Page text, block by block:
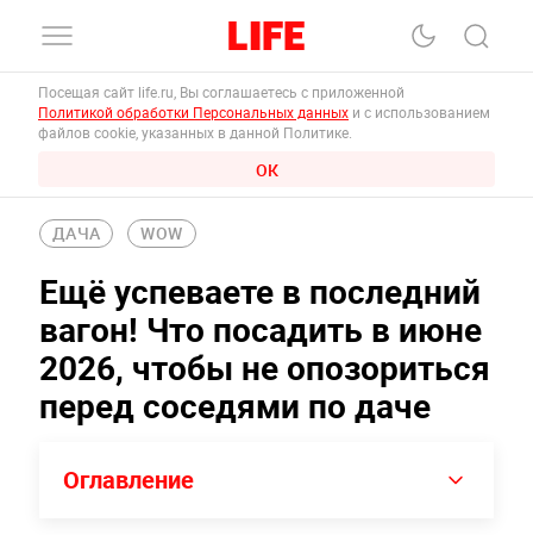
Посещая сайт life.ru, Вы соглашаетесь с приложенной
Политикой обработки Персональных данных и с использованием
файлов cookie, указанных в данной Политике.
ОК
ДАЧА WOW
Ещё успеваете в последний
вагон! Что посадить в июне
2026, чтобы не опозориться
перед соседями по даче
Оглавление